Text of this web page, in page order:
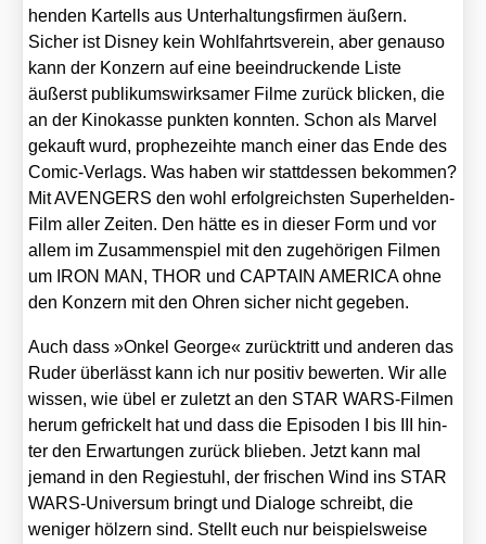
hen­den Kar­tells aus Unter­hal­tungs­fir­men äußern.
Sicher ist Dis­ney kein Wohl­fahrts­ver­ein, aber genau­so
kann der Kon­zern auf eine beein­dru­cken­de Lis­te
äußerst publi­kums­wirk­sa­mer Fil­me zurück bli­cken, die
an der Kino­kas­se punk­ten konn­ten. Schon als Mar­vel
gekauft wurd, pro­phe­zeih­te manch einer das Ende des
Comic-Ver­lags. Was haben wir statt­des­sen bekom­men?
Mit AVENGERS den wohl erfolg­reichs­ten Super­hel­den-
Film aller Zei­ten. Den hät­te es in die­ser Form und vor
allem im Zusam­men­spiel mit den zuge­hö­ri­gen Fil­men
um IRON MAN, THOR und CAPTAIN AMERICA ohne
den Kon­zern mit den Ohren sicher nicht gege­ben.
Auch dass »Onkel Geor­ge« zurück­tritt und ande­ren das
Ruder über­lässt kann ich nur posi­tiv bewer­ten. Wir alle
wis­sen, wie übel er zuletzt an den STAR WARS-Fil­men
her­um gef­ri­ckelt hat und dass die Epi­so­den I bis III hin­
ter den Erwar­tun­gen zurück blie­ben. Jetzt kann mal
jemand in den Regie­stuhl, der fri­schen Wind ins STAR
WARS-Uni­ver­sum bringt und Dia­lo­ge schreibt, die
weni­ger höl­zern sind. Stellt euch nur bei­spiels­wei­se